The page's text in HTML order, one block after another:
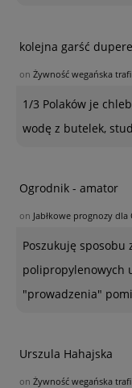
kolejna garść
on Żywność wegańska
1/3 Polaków je
wodę z butelek,
Ogrodnik - amator
on Jabłkowe prognozy dla
Poszukuję sposobu
polipropylenowych
"prowadzenia"
Urszula Hahajska
on Żywność wegańska